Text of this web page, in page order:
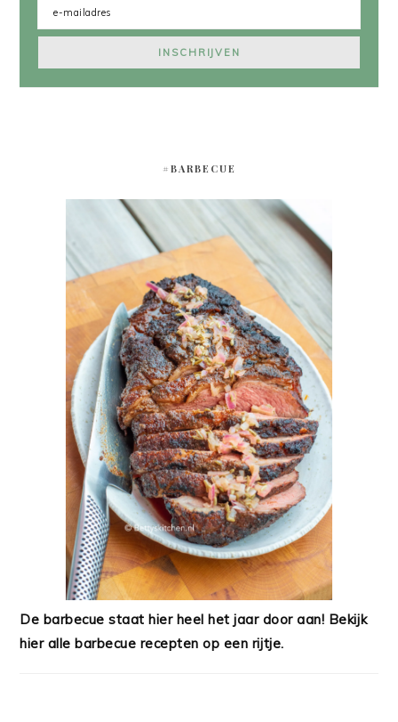
#BARBECUE
De barbecue staat hier heel het jaar door aan! Bekijk
hier alle barbecue recepten op een rijtje.